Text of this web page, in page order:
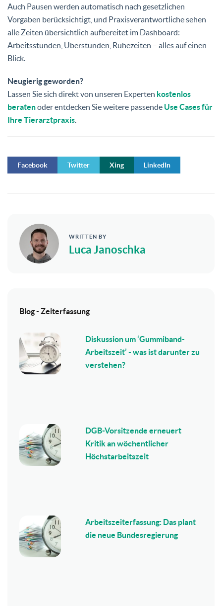
Auch Pausen werden automatisch nach gesetzlichen
Vorgaben berücksichtigt, und Praxisverantwortliche sehen
alle Zeiten übersichtlich aufbereitet im Dashboard:
Arbeitsstunden, Überstunden, Ruhezeiten – alles auf einen
Blick.
Neugierig geworden?
Lassen Sie sich direkt von unseren Experten kostenlos
beratenoder entdecken Sie weitere passende Use Cases für
Ihre Tierarztpraxis.
Facebook Twitter Xing LinkedIn
WRITTEN BY
Luca Janoschka
Blog - Zeiterfassung
Diskussion um ‘Gummiband-
Arbeitszeit’ - was ist darunter zu
verstehen?
DGB-Vorsitzende erneuert
Kritik an wöchentlicher
Höchstarbeitszeit
Arbeitszeiterfassung: Das plant
die neue Bundesregierung